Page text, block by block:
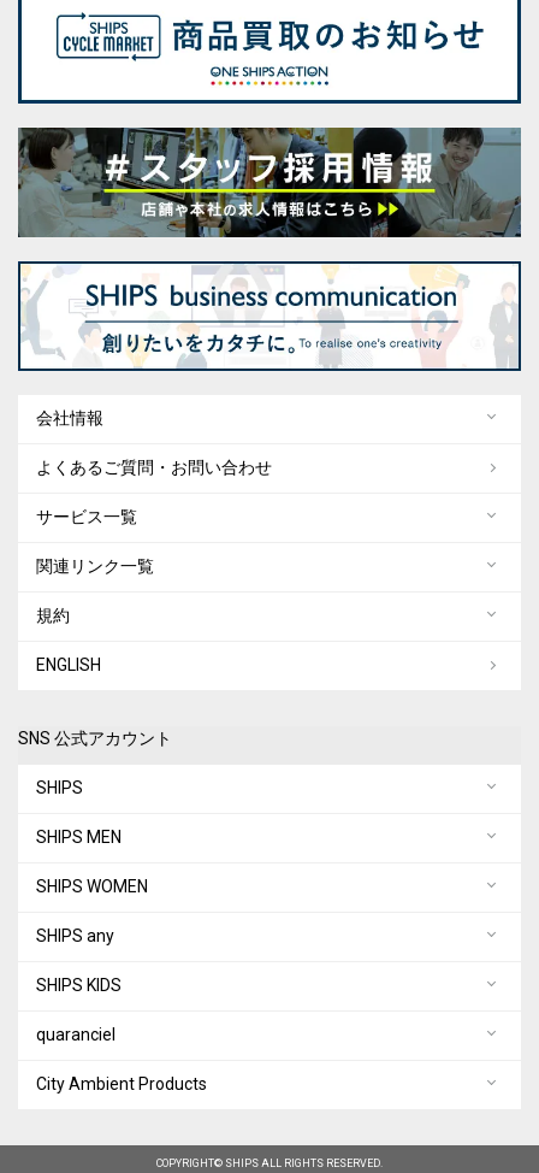
会社情報
よくあるご質問・お問い合わせ
サービス一覧
関連リンク一覧
規約
ENGLISH
SNS 公式アカウント
SHIPS
SHIPS MEN
SHIPS WOMEN
SHIPS any
SHIPS KIDS
quaranciel
City Ambient Products
COPYRIGHT© SHIPS ALL RIGHTS RESERVED.